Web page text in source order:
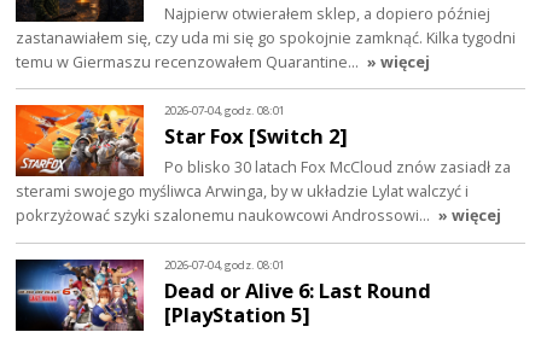
Najpierw otwierałem sklep, a dopiero później
zastanawiałem się, czy uda mi się go spokojnie zamknąć. Kilka tygodni
temu w Giermaszu recenzowałem Quarantine… » więcej
2026-07-04, godz. 08:01
Star Fox [Switch 2]
Po blisko 30 latach Fox McCloud znów zasiadł za
sterami swojego myśliwca Arwinga, by w układzie Lylat walczyć i
pokrzyżować szyki szalonemu naukowcowi Androssowi… » więcej
2026-07-04, godz. 08:01
Dead or Alive 6: Last Round
[PlayStation 5]